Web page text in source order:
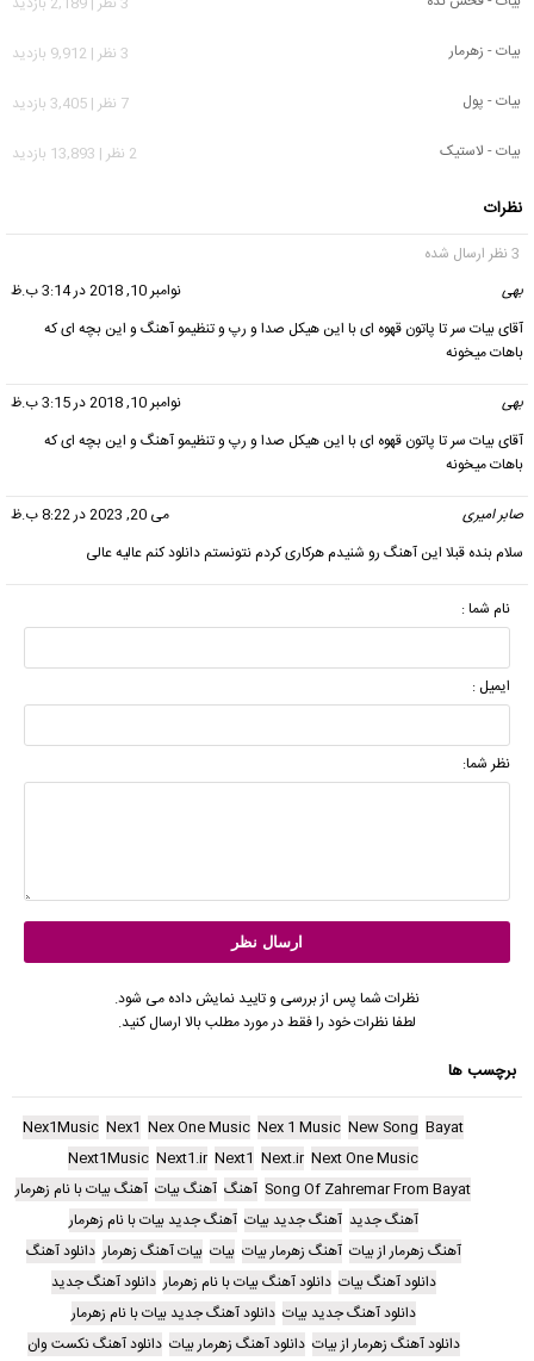
بیات - زهرمار
3 نظر | 9,912 بازدید
بیات - پول
7 نظر | 3,405 بازدید
بیات - لاستیک
2 نظر | 13,893 بازدید
نظرات
3 نظر ارسال شده
بهی
نوامبر 10, 2018 در 3:14 ب.ظ
آقای بیات سر تا پاتون قهوه ای با این هیکل صدا و رپ و تنظیمو آهنگ و این بچه ای که
باهات میخونه
بهی
نوامبر 10, 2018 در 3:15 ب.ظ
آقای بیات سر تا پاتون قهوه ای با این هیکل صدا و رپ و تنظیمو آهنگ و این بچه ای که
باهات میخونه
صابر امیری
می 20, 2023 در 8:22 ب.ظ
سلام بنده قبلا این آهنگ رو شنیدم هرکاری کردم نتونستم دانلود کنم عالیه عالی
نام شما :
ایمیل :
نظر شما:
نظرات شما پس از بررسی و تایید نمایش داده می شود.
لطفا نظرات خود را فقط در مورد مطلب بالا ارسال کنید.
برچسب ها
Bayat
New Song
Nex 1 Music
Nex One Music
Nex1
Nex1Music
Next One Music
Next.ir
Next1
Next1.ir
Next1Music
Song Of Zahremar From Bayat آهنگ آهنگ بیات آهنگ بیات با نام زهرمار
آهنگ جدید آهنگ جدید بیات آهنگ جدید بیات با نام زهرمار
آهنگ زهرمار از بیات آهنگ زهرمار بیات بیات بیات آهنگ زهرمار دانلود آهنگ
دانلود آهنگ بیات دانلود آهنگ بیات با نام زهرمار دانلود آهنگ جدید
دانلود آهنگ جدید بیات دانلود آهنگ جدید بیات با نام زهرمار
دانلود آهنگ زهرمار از بیات دانلود آهنگ زهرمار بیات دانلود آهنگ نکست وان